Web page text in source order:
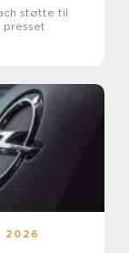
til
presset
2026